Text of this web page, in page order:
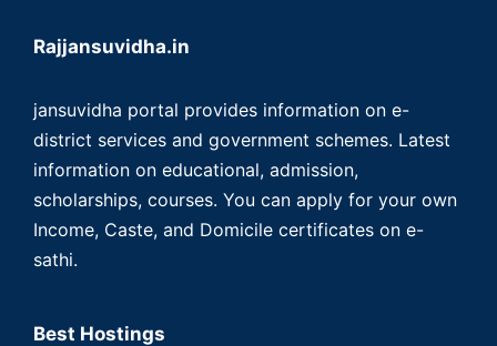
Rajjansuvidha.in
jansuvidha portal provides information on e-
district services and government schemes. Latest
information on educational, admission,
scholarships, courses. You can apply for your own
Income, Caste, and Domicile certificates on e-
sathi.
Best Hostings